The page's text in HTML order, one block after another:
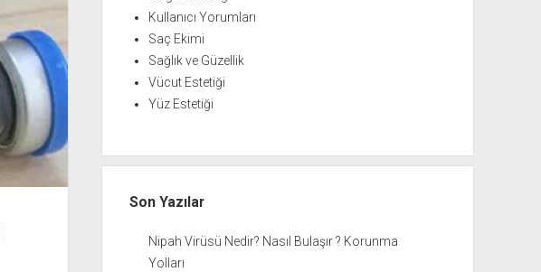
Kullanıcı Yorumları
Saç Ekimi
Sağlık ve Güzellik
Vücut Estetiği
Yüz Estetiği
Son Yazılar
Nipah Virüsü Nedir? Nasıl Bulaşır ? Korunma
Yolları